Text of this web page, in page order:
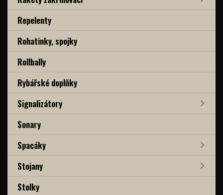
Repelenty
Rohatinky, spojky
Rollbally
Rybářské doplňky
Signalizátory
Sonary
Spacáky
Stojany
Stolky